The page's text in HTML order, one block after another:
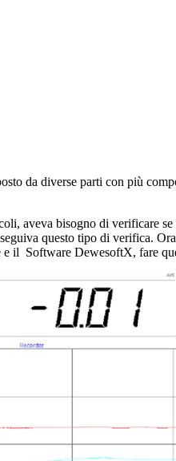
da diverse parti con più
aveva bisogno di verificare
questo tipo di verifica.
il Software DewesoftX, fare